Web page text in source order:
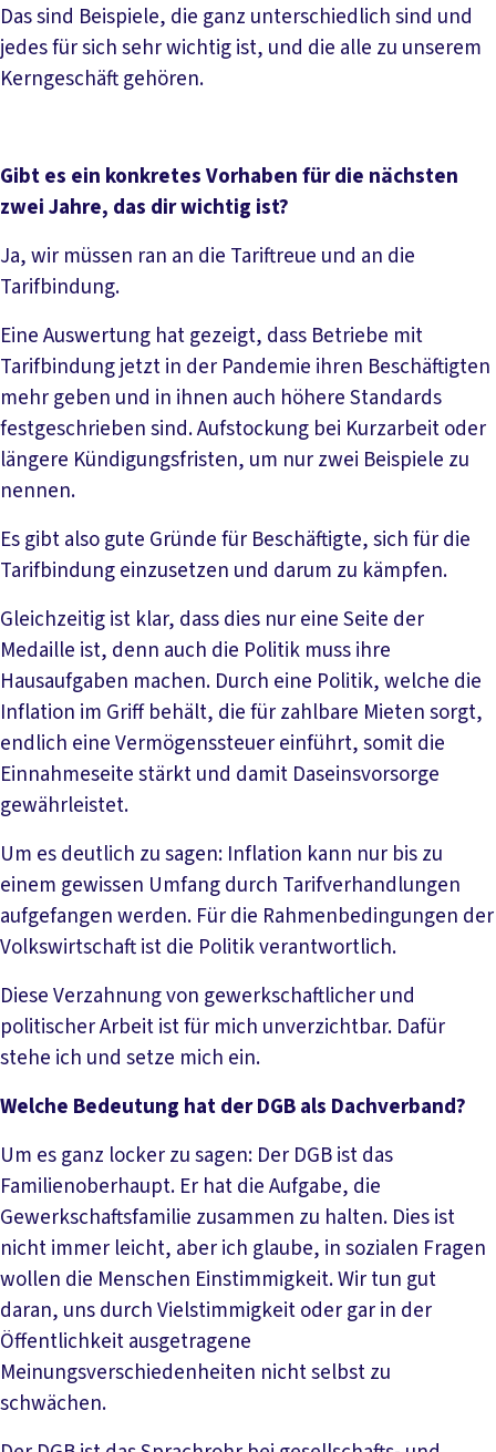
Das sind Beispiele, die ganz unterschiedlich sind und
jedes für sich sehr wichtig ist, und die alle zu unserem
Kerngeschäft gehören.
Gibt es ein konkretes Vorhaben für die nächsten
zwei Jahre, das dir wichtig ist?
Ja, wir müssen ran an die Tariftreue und an die
Tarifbindung.
Eine Auswertung hat gezeigt, dass Betriebe mit
Tarifbindung jetzt in der Pandemie ihren Beschäftigten
mehr geben und in ihnen auch höhere Standards
festgeschrieben sind. Aufstockung bei Kurzarbeit oder
längere Kündigungsfristen, um nur zwei Beispiele zu
nennen.
Es gibt also gute Gründe für Beschäftigte, sich für die
Tarifbindung einzusetzen und darum zu kämpfen.
Gleichzeitig ist klar, dass dies nur eine Seite der
Medaille ist, denn auch die Politik muss ihre
Hausaufgaben machen. Durch eine Politik, welche die
Inflation im Griff behält, die für zahlbare Mieten sorgt,
endlich eine Vermögenssteuer einführt, somit die
Einnahmeseite stärkt und damit Daseinsvorsorge
gewährleistet.
Um es deutlich zu sagen: Inflation kann nur bis zu
einem gewissen Umfang durch Tarifverhandlungen
aufgefangen werden. Für die Rahmenbedingungen der
Volkswirtschaft ist die Politik verantwortlich.
Diese Verzahnung von gewerkschaftlicher und
politischer Arbeit ist für mich unverzichtbar. Dafür
stehe ich und setze mich ein.
Welche Bedeutung hat der DGB als Dachverband?
Um es ganz locker zu sagen: Der DGB ist das
Familienoberhaupt. Er hat die Aufgabe, die
Gewerkschaftsfamilie zusammen zu halten. Dies ist
nicht immer leicht, aber ich glaube, in sozialen Fragen
wollen die Menschen Einstimmigkeit. Wir tun gut
daran, uns durch Vielstimmigkeit oder gar in der
Öffentlichkeit ausgetragene
Meinungsverschiedenheiten nicht selbst zu
schwächen.